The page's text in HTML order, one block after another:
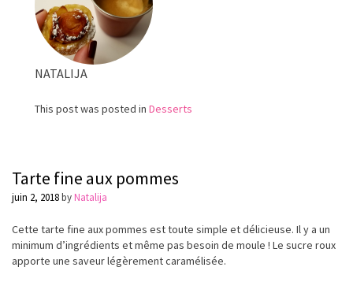
NATALIJA
This post was posted in Desserts
Tarte fine aux pommes
juin 2, 2018byNatalija
Cette tarte fine aux pommes est toute simple et délicieuse. Il y a un
minimum d’ingrédients etmême pas besoin de moule ! Le sucre roux
apporte une saveurlégèrementcaramélisée.